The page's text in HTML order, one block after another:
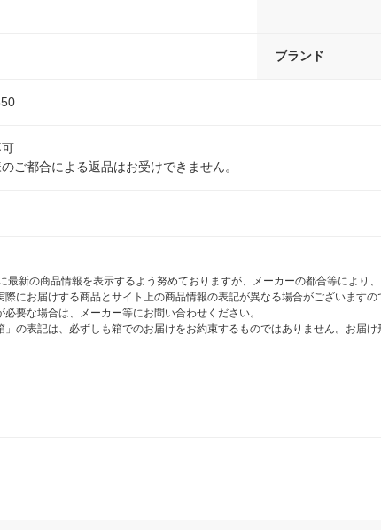
ブランド
ご都合による返品はお受けできません。
最新の商品情報を表示するよう努めておりますが、メーカーの都合等により
にお届けする商品とサイト上の商品情報の表記が異なる場合がございます
要な場合は、メーカー等にお問い合わせください。
の表記は、必ずしも箱でのお届けをお約束するものではありません。お届